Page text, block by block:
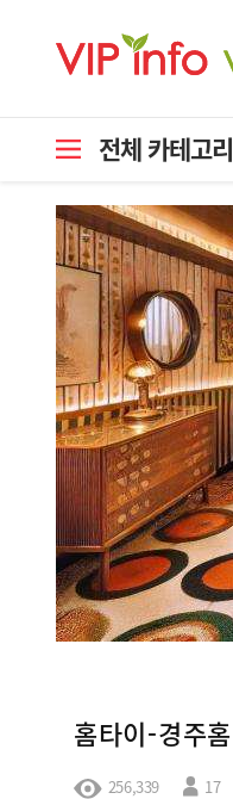
전체 카테고리
홈타이-경주
256,339 17